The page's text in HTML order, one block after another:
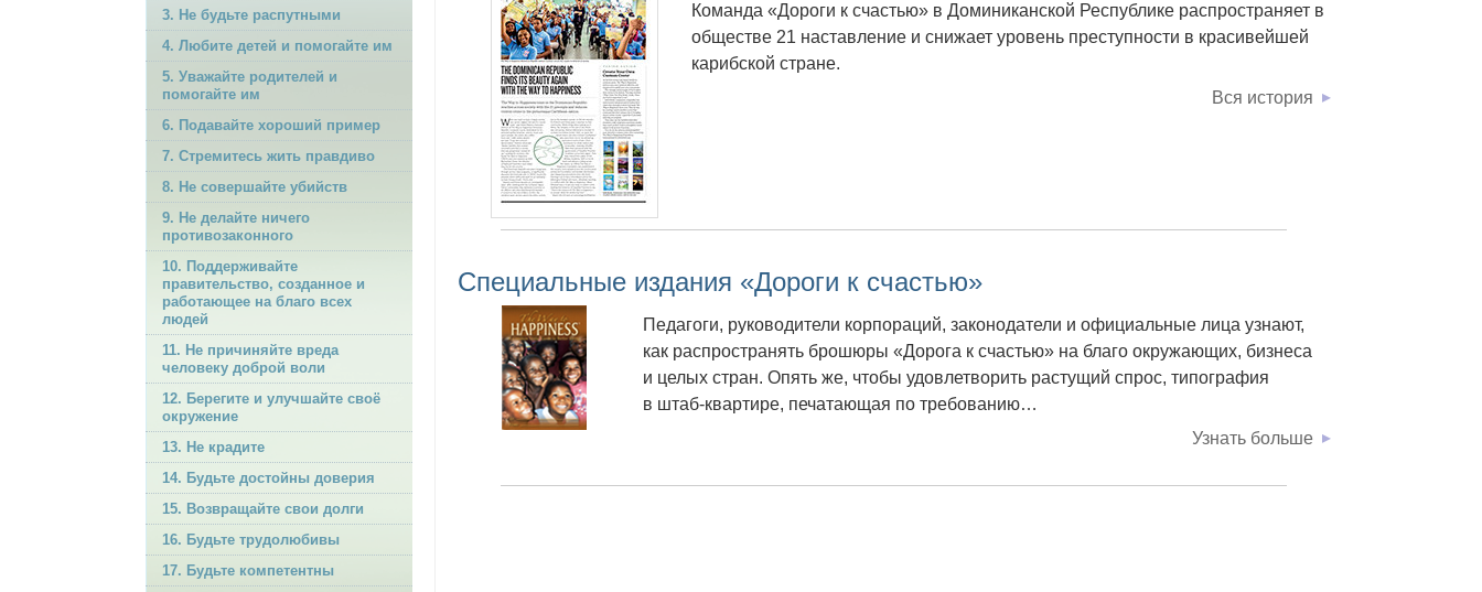
Команда «Дороги к счастью» в Доминиканской Республике распространяет в
обществе 21 наставление и снижает уровень преступности в красивейшей
карибской стране.
Вся история
Специальные издания «Дороги к счастью»
Педагоги, руководители корпораций, законодатели и официальные лица узнают,
как распространять брошюры «Дорога к счастью» на благо окружающих, бизнеса
и целых стран. Опять же, чтобы удовлетворить растущий спрос, типография
в штаб-квартире, печатающая по требованию…
Узнать больше
3. Не будьте распутными
4. Любите детей и помогайте им
5. Уважайте родителей и
помогайте им
6. Подавайте хороший пример
7. Стремитесь жить правдиво
8. Не совершайте убийств
9. Не делайте ничего
противозаконного
10. Поддерживайте
правительство, созданное и
работающее на благо всех
людей
11. Не причиняйте вреда
человеку доброй воли
12. Берегите и улучшайте своё
окружение
13. Не крадите
14. Будьте достойны доверия
15. Возвращайте свои долги
16. Будьте трудолюбивы
17. Будьте компетентны